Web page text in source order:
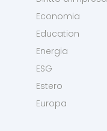
Economia
Education
Energia
ESG
Estero
Europa